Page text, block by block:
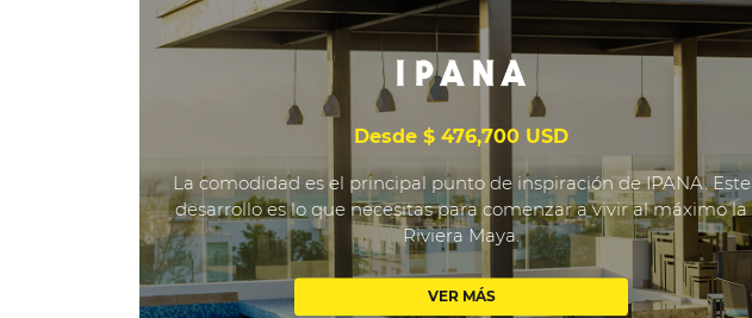
Desde $ 476,700 USD
La comodidad es el principal punto de inspiración de IPANA. Este
desarrollo es lo que necesitas para comenzar a vivir al máximo la
Riviera Maya.
VER MÁS